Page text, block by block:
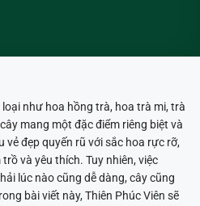
như hoa hồng trà, hoa trà mi, trà
mang một đặc điểm riêng biệt và
vẻ đẹp quyến rũ với sắc hoa rực rỡ,
và yêu thích. Tuy nhiên, việc
lúc nào cũng dễ dàng, cây cũng
bài viết này, Thiên Phúc Viên sẽ